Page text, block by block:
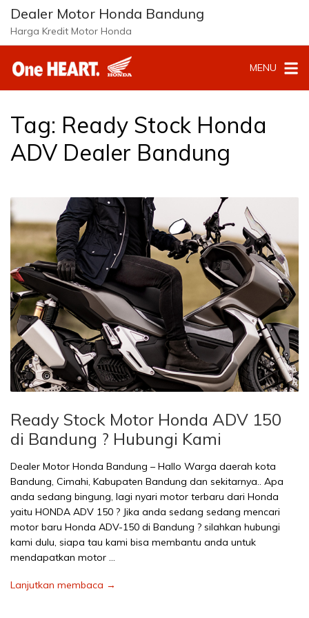
Langsung
konten
Dealer Motor Honda Bandung
Harga Kredit Motor Honda
MENU
Tag: Ready Stock Honda
ADV Dealer Bandung
Ready Stock Motor Honda ADV 150
di Bandung ? Hubungi Kami
Dealer Motor Honda Bandung – Hallo Warga daerah kota
Bandung, Cimahi, Kabupaten Bandung dan sekitarnya.. Apa
anda sedang bingung, lagi nyari motor terbaru dari Honda
yaitu HONDA ADV 150 ? Jika anda sedang sedang mencari
motor baru Honda ADV-150 di Bandung ? silahkan hubungi
kami dulu, siapa tau kami bisa membantu anda untuk
mendapatkan motor …
Lanjutkan membaca →